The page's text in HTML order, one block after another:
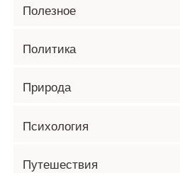
Полезное
Политика
Природа
Психология
Путешествия